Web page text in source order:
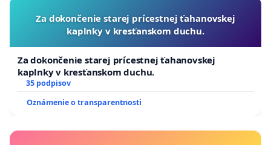
Za dokončenie starej prícestnej ťahanovskej
kaplnky v kresťanskom duchu.
Za dokončenie starej prícestnej ťahanovskej
kaplnky v kresťanskom duchu.
35 podpisov
Oznámenie o transparentnosti